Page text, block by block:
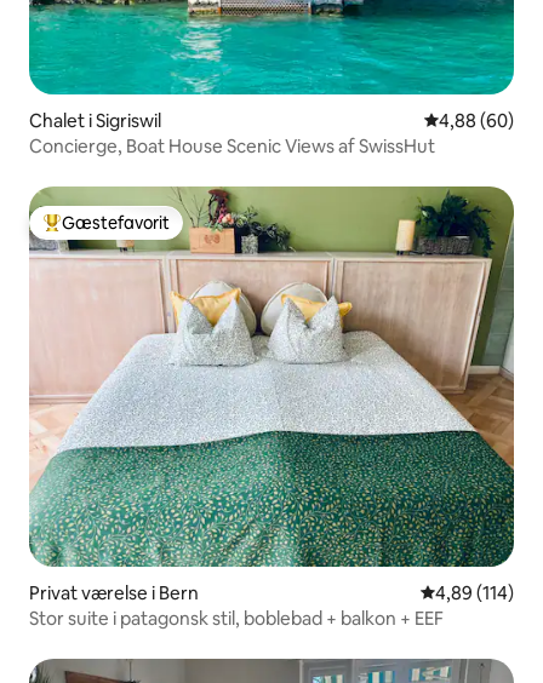
Chalet i Sigriswil 4,88 ud af 5 i
4,88 (60)
Concierge, Boat House Scenic Views af SwissHut
Bedste gæstefavorit
Gæstefavorit
Privat værelse i Bern 4,89 ud af 5 i
4,89 (114)
Stor suite i patagonsk stil, boblebad + balkon + EEF